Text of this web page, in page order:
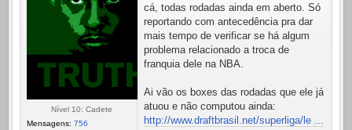
Nível 10: Cadete
Mensagens: 756
cá, todas rodadas ainda em aberto. Só
reportando com antecedência pra dar
mais tempo de verificar se há algum
problema relacionado a troca de
franquia dele na NBA.
Ai vão os boxes das rodadas que ele já
atuou e não computou ainda:
http://www.draftbrasil.net/superliga/le ...